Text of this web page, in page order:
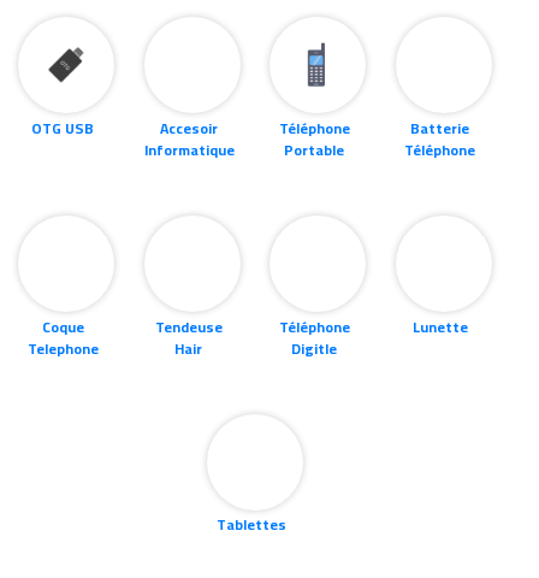
OTG USB Accesoir
Informatique
Téléphone
Portable
Batterie
Téléphone
Coque
Telephone
Tendeuse
Hair
Téléphone
Digitle
Lunette
Tablettes